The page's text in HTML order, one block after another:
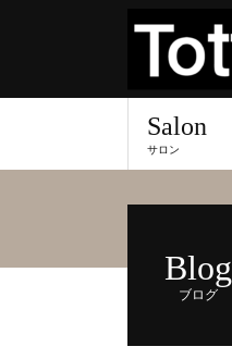
Salon
サロン
Blog
ブログ